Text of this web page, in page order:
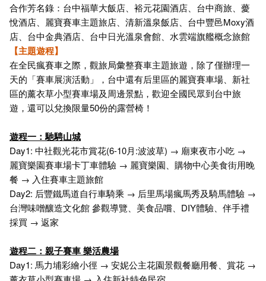
合作芳名錄：台中福華大飯店、裕元花園酒店、台中商旅、薆
悅酒店、麗寶賽車主題旅店、清新溫泉飯店、台中豐邑Moxy酒
店、台中金典酒店、台中日光溫泉會館、水雲端旗艦概念旅館
【主題遊程】
在全民瘋賽車之際，觀旅局彙整賽車主題旅遊，除了僅辦理一
天的「賽車展演活動」，台中還有后里區的麗寶賽車場、新社
區的薰衣草小型賽車場及周邊景點，歡迎全國民眾到台中旅
遊，還可以兌換限量50份的露營椅！
遊程一：馳騁山城
Day1: 中社觀光花市賞花(6-10月:波波草) → 廟東夜市小吃 →
麗寶樂園賽車場卡丁車體驗 → 麗寶樂園、購物中心美食街用晚
餐 → 入住賽車主題旅館
Day2: 后豐鐵馬道自行車騎乘 → 后里馬場瘋馬秀及騎馬體驗 →
台灣味噌釀造文化館 參觀導覽、美食品嚐、DIY體驗、伴手禮
採買 → 返家
遊程二：親子賽車 樂活農場
Day1: 馬力埔彩繪小徑 → 安妮公主花園景觀餐廳用餐、賞花 →